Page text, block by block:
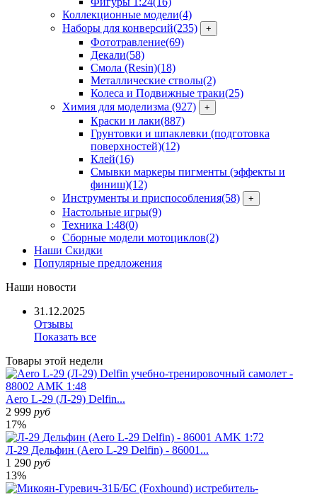
Коллекционные модели(4)
Наборы для конверсий(235) +
Фототравление(69)
Декали(58)
Смола (Resin)(18)
Металлические стволы(2)
Колеса и Подвижные траки(25)
Химия для моделизма (927) +
Краски и лаки(887)
Грунтовки и шпаклевки (подготовка
поверхностей)(12)
Клей(16)
Смывки маркеры пигменты (эффекты и
финиш)(12)
Инструменты и приспособления(58) +
Настольные игры(9)
Техника 1:48(0)
Сборные модели мотоциклов(2)
Наши Скидки
Популярные предложения
Наши новости
31.12.2025
Отзывы
Показать все
Товары этой недели
Aero L-29 (Л-29) Delfin...
2 999 руб
17%
Л-29 Дельфин (Aero L-29 Delfin) - 86001...
1 290 руб
13%